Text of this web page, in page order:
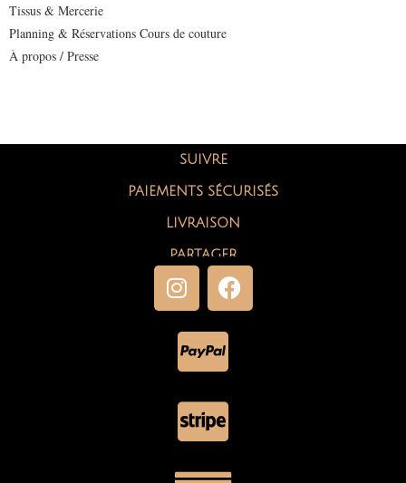
Tissus & Mercerie
Planning & Réservations Cours de couture
À propos / Presse
SUIVRE
PAIEMENTS SÉCURISÉS
LIVRAISON
PARTAGER